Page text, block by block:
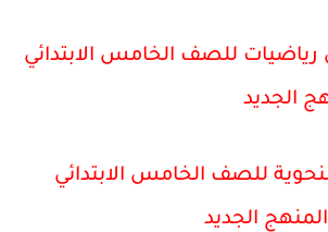
رياضيات للصف الخامس الابتدائي
الجديد
للصف الخامس الابتدائي
المنهج الجديد